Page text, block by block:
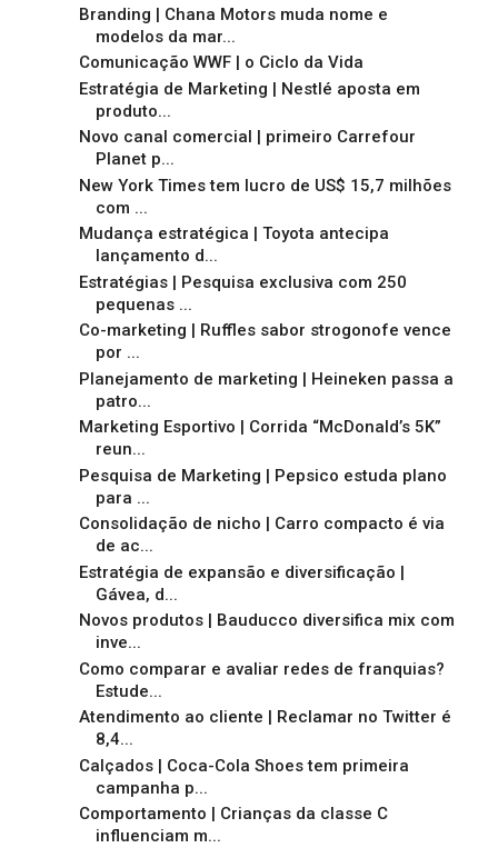
Branding | Chana Motors muda nome e
modelos da mar...
Comunicação WWF | o Ciclo da Vida
Estratégia de Marketing | Nestlé aposta em
produto...
Novo canal comercial | primeiro Carrefour
Planet p...
New York Times tem lucro de US$ 15,7 milhões
com ...
Mudança estratégica | Toyota antecipa
lançamento d...
Estratégias | Pesquisa exclusiva com 250
pequenas ...
Co-marketing | Ruffles sabor strogonofe vence
por ...
Planejamento de marketing | Heineken passa a
patro...
Marketing Esportivo | Corrida “McDonald’s 5K”
reun...
Pesquisa de Marketing | Pepsico estuda plano
para ...
Consolidação de nicho | Carro compacto é via
de ac...
Estratégia de expansão e diversificação |
Gávea, d...
Novos produtos | Bauducco diversifica mix com
inve...
Como comparar e avaliar redes de franquias?
Estude...
Atendimento ao cliente | Reclamar no Twitter é
8,4...
Calçados | Coca-Cola Shoes tem primeira
campanha p...
Comportamento | Crianças da classe C
influenciam m...